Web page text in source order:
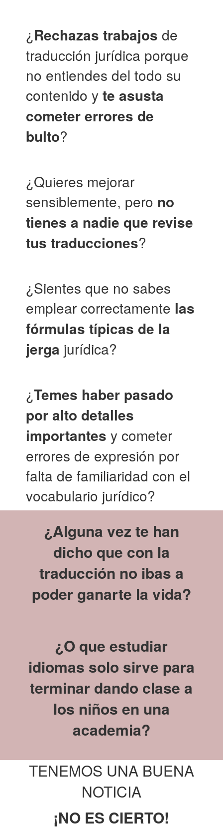
¿Rechazas trabajos de
traducción jurídica porque
no entiendes del todo su
contenido yte asusta
cometer errores de
bulto?
¿Quieres mejorar
sensiblemente, pero no
tienes a nadie que revise
tus traducciones?
¿Sientes que no sabes
emplear correctamente las
fórmulas típicas de la
jerga jurídica?
¿Temes haber pasado
por alto detalles
importantes y cometer
errores de expresión por
falta de familiaridad con el
vocabulario jurídico?
¿Alguna vez te han
dicho que con la
traducción no ibas a
poder ganarte la vida?
¿O que estudiar
idiomas solo sirve para
terminar dando clase a
los niños en una
academia?
TENEMOS UNA BUENA
NOTICIA
¡NO ES CIERTO!